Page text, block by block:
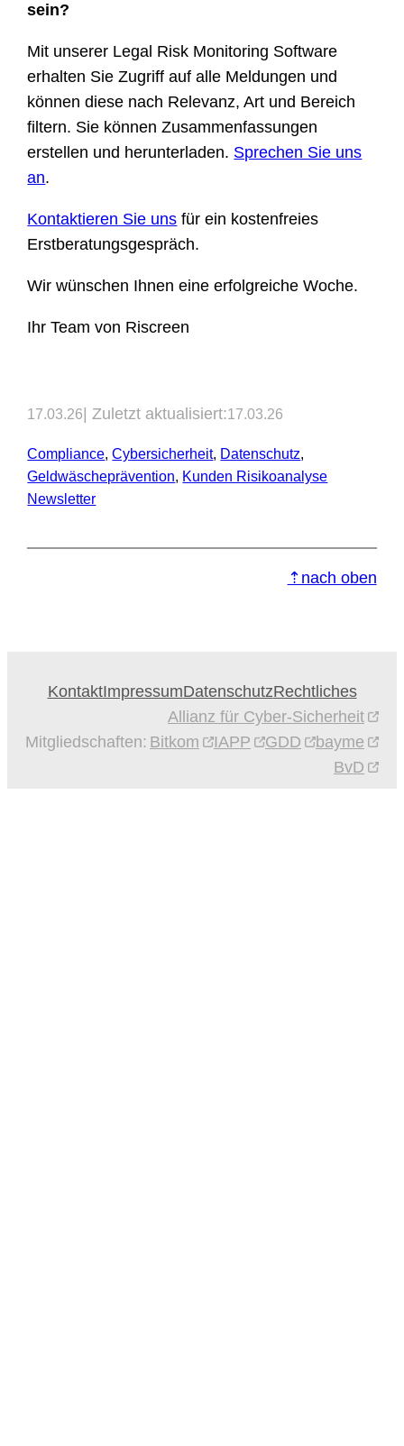
sein?
Mit unserer Legal Risk Monitoring Software
erhalten Sie Zugriff auf alle Meldungen und
können diese nach Relevanz, Art und Bereich
filtern. Sie können Zusammenfassungen
erstellen und herunterladen. Sprechen Sie uns
an.
Kontaktieren Sie uns für ein kostenfreies
Erstberatungsgespräch.
Wir wünschen Ihnen eine erfolgreiche Woche.
Ihr Team von Riscreen
17.03.26 | Zuletzt aktualisiert:17.03.26
Compliance, Cybersicherheit, Datenschutz
Geldwäscheprävention, Kunden Risikoanalyse
Newsletter
⇡nach oben
KontaktImpressumDatenschutzRechtliches
Mitgliedschaften:
Allianz für Cyber-Sicherheit
Bitkom
IAPP GDD
bayme
BvD